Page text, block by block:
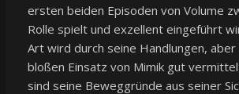
ersten beiden Episoden von Volume
Rolle spielt und exzellent eingeführt
Art wird durch seine Handlungen, aber
bloßen Einsatz von Mimik gut
sind seine Beweggründe aus seiner